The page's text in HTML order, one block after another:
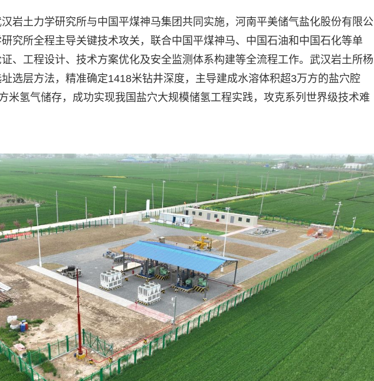
岩土力学研究所与中国平煤神马集团共同实施，河南平美储气盐化股份有限公
究所全程主导关键技术攻关，联合中国平煤神马、中国石油和中国石化等单
、工程设计、技术方案优化及安全监测体系构建等全流程工作。武汉岩土所杨
选层方法，精准确定1418米钻井深度，主导建成水溶体积超3万方的盐穴腔
米氢气储存，成功实现我国盐穴大规模储氢工程实践，攻克系列世界级技术难